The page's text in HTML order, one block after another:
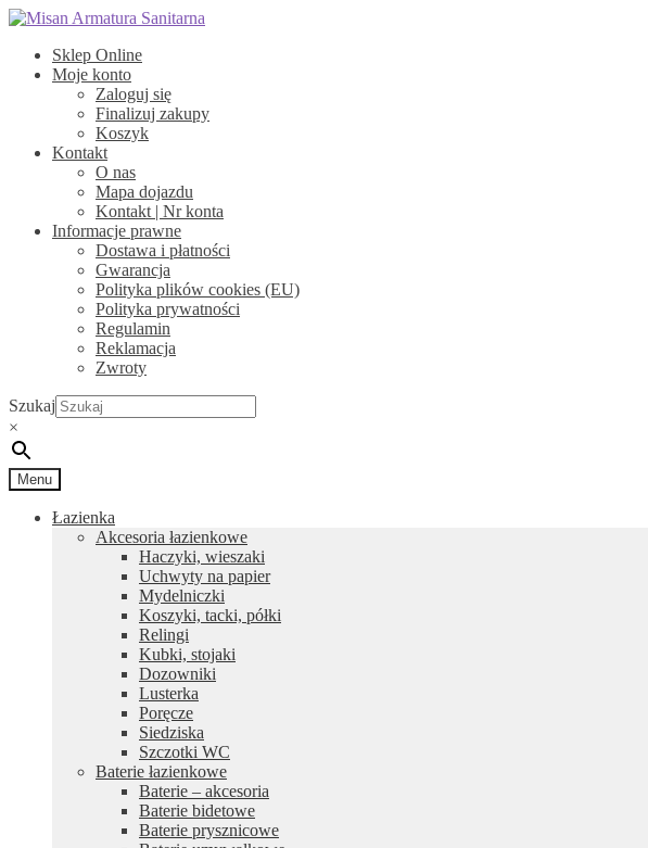
Przejdź
nawigacji
Przejdź
treści
Sklep Online
Moje konto
Zaloguj się
Finalizuj zakupy
Koszyk
Kontakt
O nas
Mapa dojazdu
Kontakt | Nr konta
Informacje prawne
Dostawa i płatności
Gwarancja
Polityka plików cookies (EU)
Polityka prywatności
Regulamin
Reklamacja
Zwroty
Szukaj
×
Menu
Łazienka
Akcesoria łazienkowe
Haczyki, wieszaki
Uchwyty na papier
Mydelniczki
Koszyki, tacki, półki
Relingi
Kubki, stojaki
Dozowniki
Lusterka
Poręcze
Siedziska
Szczotki WC
Baterie łazienkowe
Baterie – akcesoria
Baterie bidetowe
Baterie prysznicowe